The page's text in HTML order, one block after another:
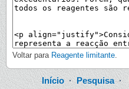
Voltar para Reagente limitante.
Início·Pesquisa·